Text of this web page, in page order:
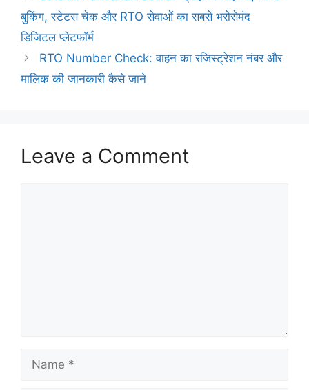
बुकिंग, स्टेटस चेक और RTO सेवाओं का सबसे भरोसेमंद
डिजिटल प्लेटफॉर्म
RTO Number Check: वाहन का रजिस्ट्रेशन नंबर और
मालिक की जानकारी कैसे जाने
Leave a Comment